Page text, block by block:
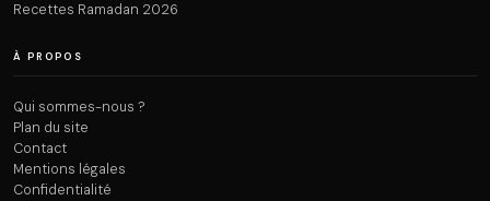
Recettes Ramadan 2026
À PROPOS
Qui sommes-nous ?
Plan du site
Contact
Mentions légales
Confidentialité